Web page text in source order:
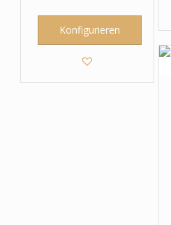
Konfigurieren